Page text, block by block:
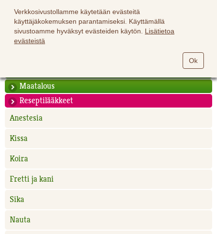
Verkkosivustollamme käytetään evästeitä
käyttäjäkokemuksen parantamiseksi. Käyttämällä
sivustoamme hyväksyt evästeiden käytön. Lisätietoa
evästeistä
Ok
Maatalous
Reseptilääkkeet
Anestesia
Kissa
Koira
Fretti ja kani
Sika
Nauta